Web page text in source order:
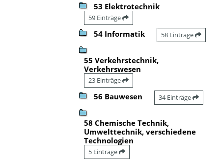
53 Elektrotechnik
59 Einträge
54 Informatik 58 Einträge
55 Verkehrstechnik,
Verkehrswesen
23 Einträge
56 Bauwesen 34 Einträge
58 Chemische Technik,
Umwelttechnik, verschiedene
Technologien
5 Einträge